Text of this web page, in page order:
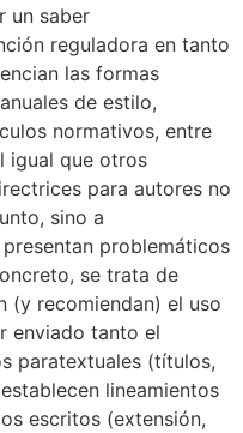
un saber
reguladora en tanto
las formas
de estilo,
normativos, entre
igual que otros
para autores no
sino a
problemáticos
se trata de
(y recomiendan) el uso
enviado tanto el
paratextuales (títulos,
lineamientos
escritos (extensión,